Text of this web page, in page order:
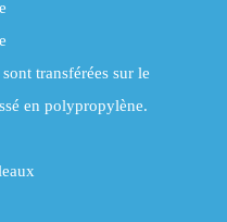
transférées sur le
en polypropylène.